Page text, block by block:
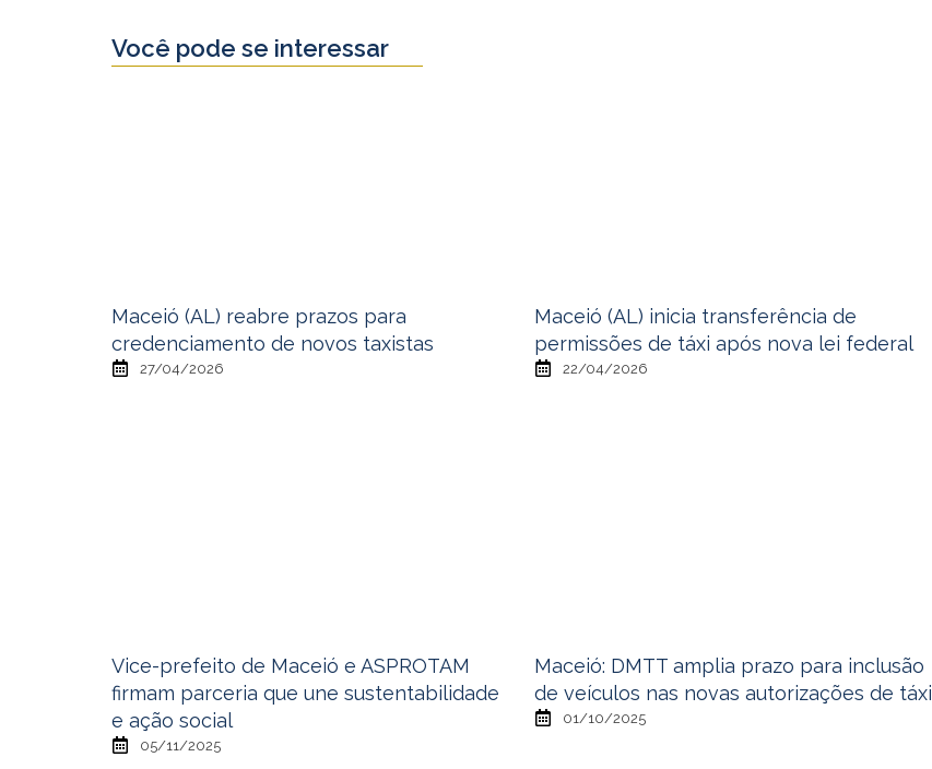
Você pode se interessar
Maceió (AL) reabre prazos para
credenciamento de novos taxistas
27/04/2026
Maceió (AL) inicia transferência de
permissões de táxi após nova lei federal
22/04/2026
Vice-prefeito de Maceió e ASPROTAM
firmam parceria que une sustentabilidade
e ação social
05/11/2025
Maceió: DMTT amplia prazo para inclusão
de veículos nas novas autorizações de táxi
01/10/2025